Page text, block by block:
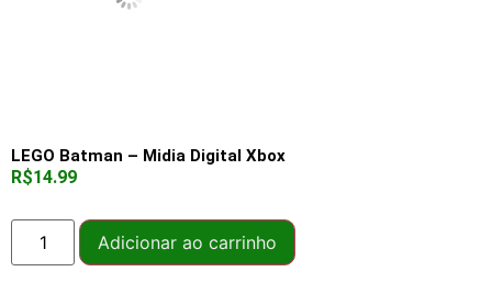
LEGO Batman – Midia Digital Xbox
R$14.99
Adicionar ao carrinho